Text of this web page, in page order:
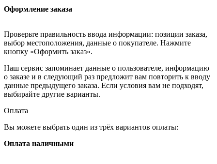
Оформление заказа
Проверьте правильность ввода информации: позиции заказа,
выбор местоположения, данные о покупателе. Нажмите
кнопку «Оформить заказ».
Наш сервис запоминает данные о пользователе, информацию
о заказе и в следующий раз предложит вам повторить к вводу
данные предыдущего заказа. Если условия вам не подходят,
выбирайте другие варианты.
Оплата
Вы можете выбрать один из трёх вариантов оплаты:
Оплата наличными